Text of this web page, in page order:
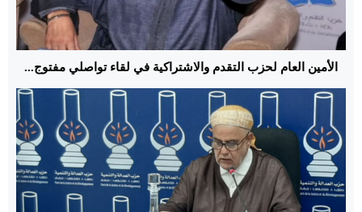
الأمين العام لحزب التقدم والاشتراكية في لقاء تواصلي مفتوج...